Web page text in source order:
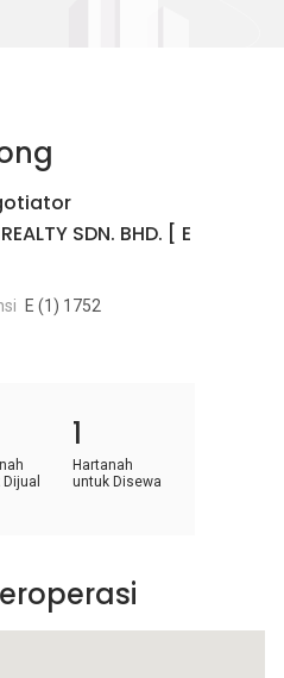
SDN. BHD. [ E
E (1) 1752
1
Hartanah
untuk Disewa